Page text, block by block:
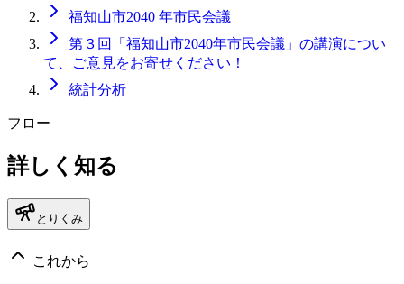
福知山市2040 年市民会議
第３回「福知山市2040年市民会議」の講演につい
て、ご意見をお寄せください！
統計分析
フロー
詳しく知る
とりくみ
これから